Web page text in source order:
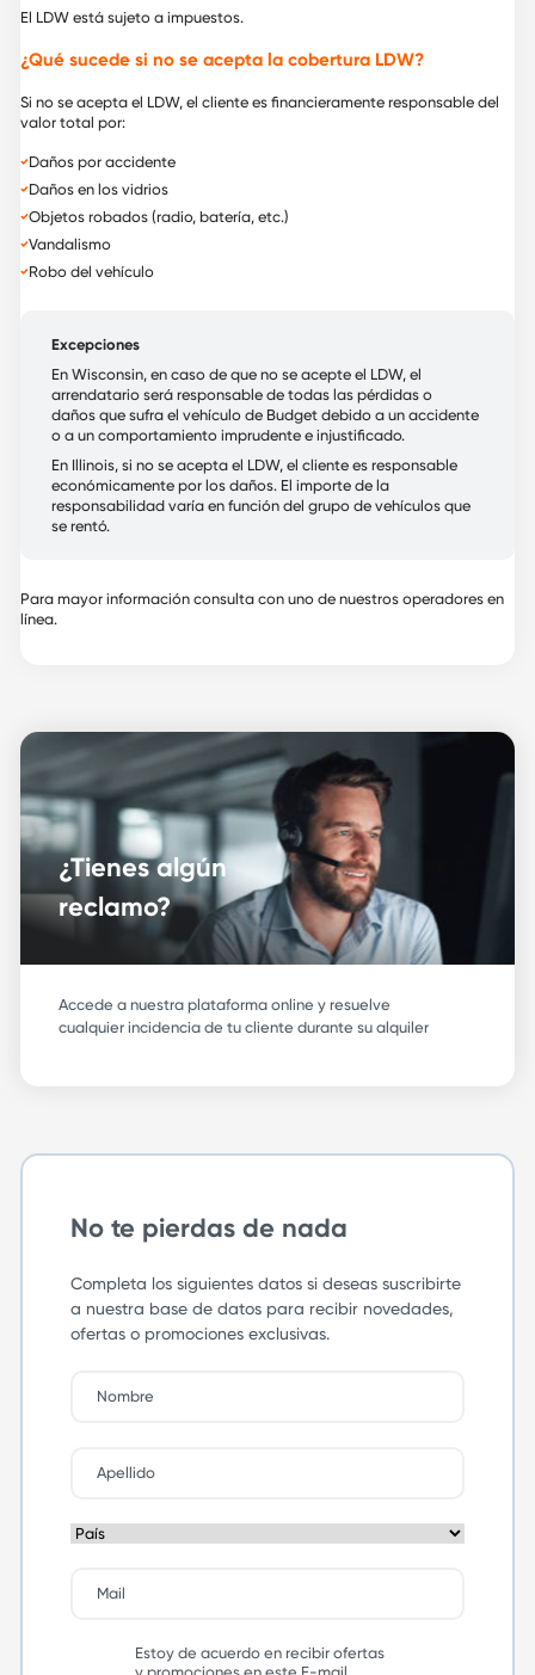
El LDW está sujeto a impuestos.
¿Qué sucede si no se acepta la cobertura LDW?
Si no se acepta el LDW, el cliente es financieramente responsable del
valor total por:
Daños por accidente
Daños en los vidrios
Objetos robados (radio, batería, etc.)
Vandalismo
Robo del vehículo
Excepciones
En Wisconsin, en caso de que no se acepte el LDW, el
arrendatario será responsable de todas las pérdidas o
daños que sufra el vehículo de Budget debido a un accidente
o a un comportamiento imprudente e injustificado.
En Illinois, si no se acepta el LDW, el cliente es responsable
económicamente por los daños. El importe de la
responsabilidad varía en función del grupo de vehículos que
se rentó.
Para mayor información consulta con uno de nuestros operadores en
línea.
¿Tienes algún
reclamo?
Accede a nuestra plataforma online y resuelve
cualquier incidencia de tu cliente durante su alquiler
No te pierdas de nada
Completa los siguientes datos si deseas suscribirte
a nuestra base de datos para recibir novedades,
ofertas o promociones exclusivas.
Estoy de acuerdo en recibir ofertas